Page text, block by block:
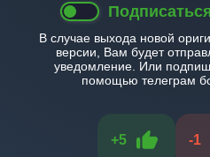
В случае выхода новой
версии, Вам будет
уведомление. Или
помощью телеграм
+5 -1